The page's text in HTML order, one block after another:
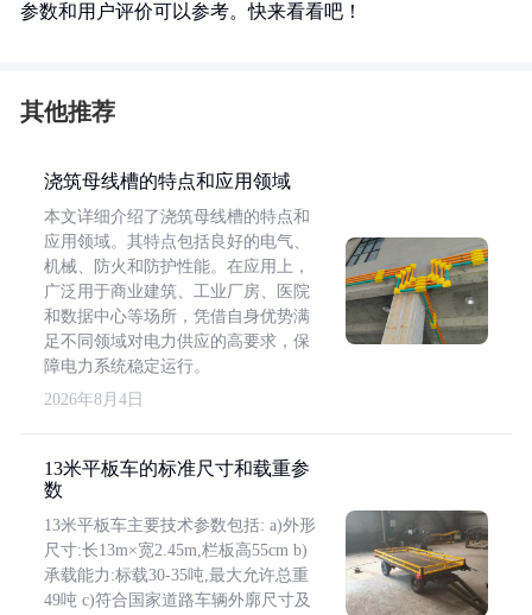
参数和用户评价可以参考。快来看看吧！
其他推荐
浇筑母线槽的特点和应用领域
本文详细介绍了浇筑母线槽的特点和
应用领域。其特点包括良好的电气、
机械、防火和防护性能。在应用上，
广泛用于商业建筑、工业厂房、医院
和数据中心等场所，凭借自身优势满
足不同领域对电力供应的高要求，保
障电力系统稳定运行。
2026年8月4日
13米平板车的标准尺寸和载重参
数
13米平板车主要技术参数包括: a)外形
尺寸:长13m×宽2.45m,栏板高55cm b)
承载能力:标载30-35吨,最大允许总重
49吨 c)符合国家道路车辆外廓尺寸及